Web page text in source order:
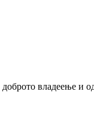
владеење и